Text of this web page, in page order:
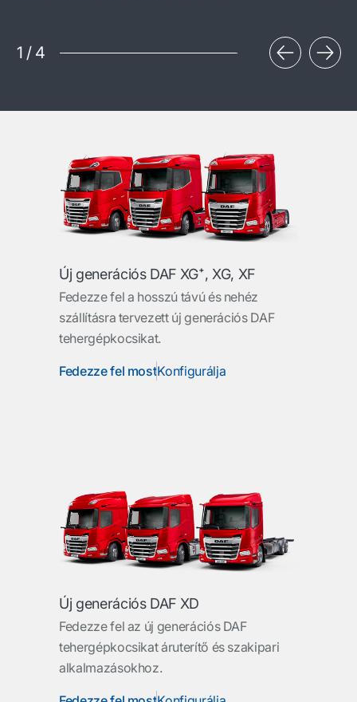
1 / 4
Új generációs DAF XG⁺, XG, XF
Fedezze fel a hosszú távú és nehéz
szállításra tervezett új generációs DAF
tehergépkocsikat.
Fedezze fel mostKonfigurálja
Új generációs DAF XD
Fedezze fel az új generációs DAF
tehergépkocsikat áruterítő és szakipari
alkalmazásokhoz.